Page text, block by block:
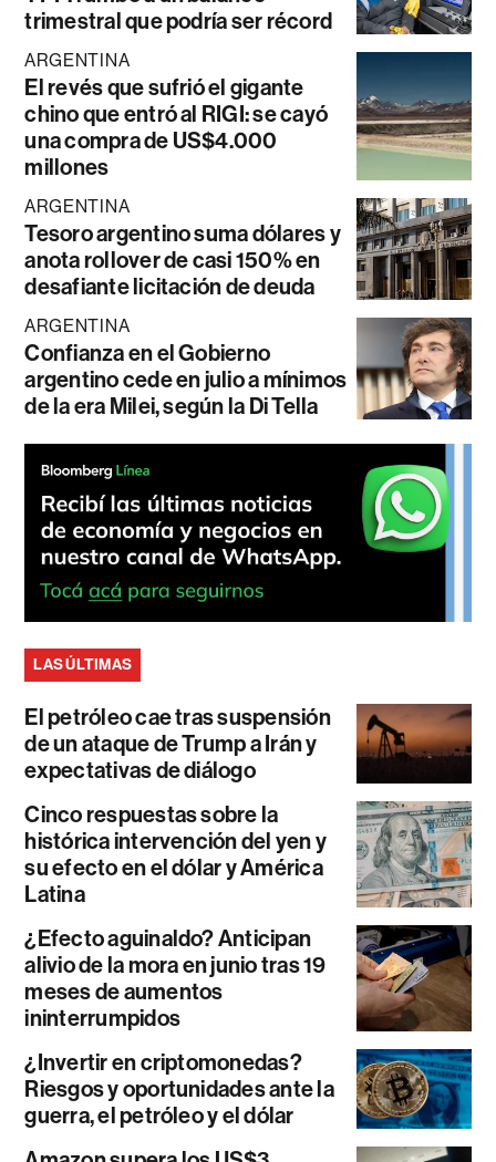
trimestral que podría ser récord
ARGENTINA
El revés que sufrió el gigante
chino que entró al RIGI: se cayó
una compra de US$4.000
millones
ARGENTINA
Tesoro argentino suma dólares y
anota rollover de casi 150% en
desafiante licitación de deuda
ARGENTINA
Confianza en el Gobierno
argentino cede en julio a mínimos
de la era Milei, según la Di Tella
LAS ÚLTIMAS
El petróleo cae tras suspensión
de un ataque de Trump a Irán y
expectativas de diálogo
Cinco respuestas sobre la
histórica intervención del yen y
su efecto en el dólar y América
Latina
¿Efecto aguinaldo? Anticipan
alivio de la mora en junio tras 19
meses de aumentos
ininterrumpidos
¿Invertir en criptomonedas?
Riesgos y oportunidades ante la
guerra, el petróleo y el dólar